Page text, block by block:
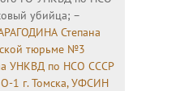
убийца; –
Степана
тюрьме №3
УНКВД по НСО СССР
1 г. Томска, УФСИН